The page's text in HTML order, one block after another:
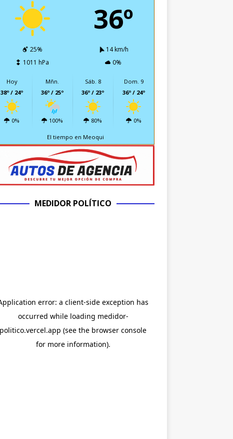
36º
25%
14 km/h
1011 hPa
0%
Hoy
38º / 24º
0%
Mñn.
36º / 25º
100%
Sáb. 8
36º / 23º
80%
Dom. 9
36º / 24º
0%
El tiempo en Meoqui
MEDIDOR POLÍTICO